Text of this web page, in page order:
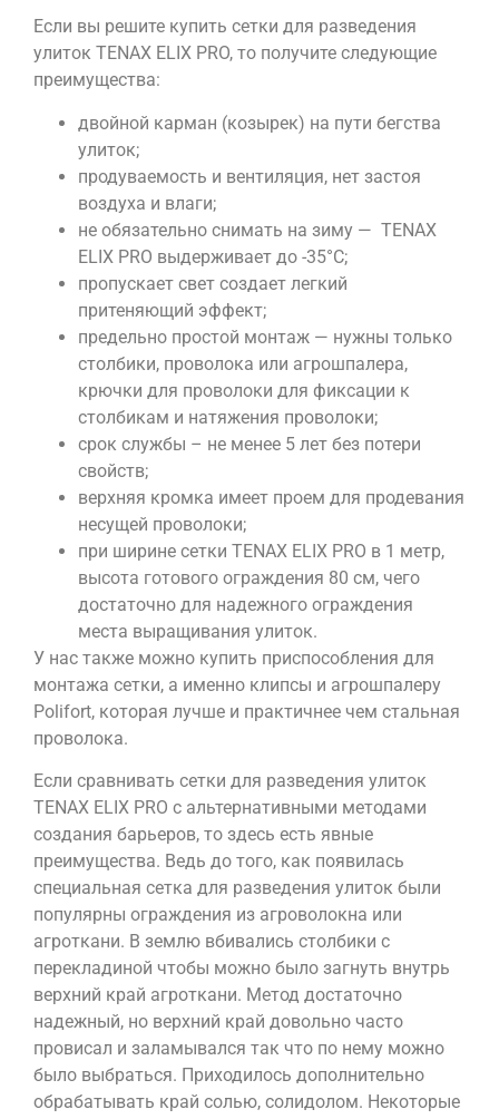
Если вы решите купить сетки для разведения
улиток TENAX ELIX PRO, то получите следующие
преимущества:
двойной карман (козырек) на пути бегства
улиток;
продуваемость и вентиляция, нет застоя
воздуха и влаги;
не обязательно снимать на зиму — TENAX
ELIX PRO выдерживает до -35°С;
пропускает свет создает легкий
притеняющий эффект;
предельно простой монтаж — нужны только
столбики, проволока или агрошпалера,
крючки для проволоки для фиксации к
столбикам и натяжения проволоки;
срок службы – не менее 5 лет без потери
свойств;
верхняя кромка имеет проем для продевания
несущей проволоки;
при ширине сетки TENAX ELIX PRO в 1 метр,
высота готового ограждения 80 см, чего
достаточно для надежного ограждения
места выращивания улиток.
У нас также можно купить приспособления для
монтажа сетки, а именно клипсы и агрошпалеру
Polifort, которая лучше и практичнее чем стальная
проволока.
Если сравнивать сетки для разведения улиток
TENAX ELIX PRO с альтернативными методами
создания барьеров, то здесь есть явные
преимущества. Ведь до того, как появилась
специальная сетка для разведения улиток были
популярны ограждения из агроволокна или
агроткани. В землю вбивались столбики с
перекладиной чтобы можно было загнуть внутрь
верхний край агроткани. Метод достаточно
надежный, но верхний край довольно часто
провисал и заламывался так что по нему можно
было выбраться. Приходилось дополнительно
обрабатывать край солью, солидолом. Некоторые